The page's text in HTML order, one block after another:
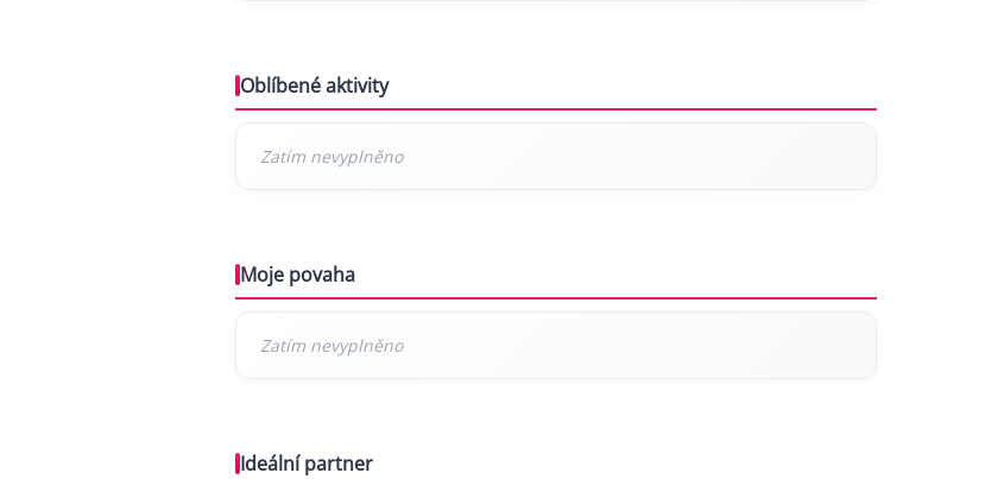
Oblíbené aktivity
Moje povaha
Ideální partner